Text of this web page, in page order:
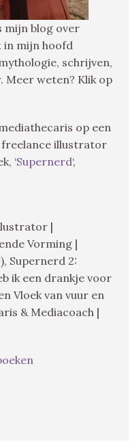
mijn blog over
in mijn hoofd
schrijven,
Meer weten? Klik op
op een
freelance illustrator
‘Supernerd‘,
|
Vorming |
Supernerd 2:
ik een drankje voor
Vloek van vuur en
& Mediacoach |